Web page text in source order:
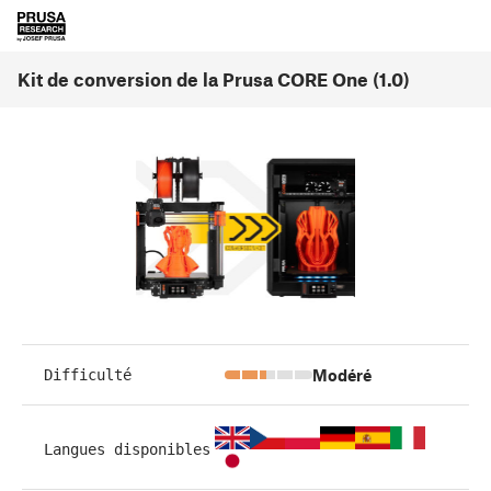
Kit de conversion de la Prusa CORE One (1.0)
Difficulté Modéré
Langues disponibles